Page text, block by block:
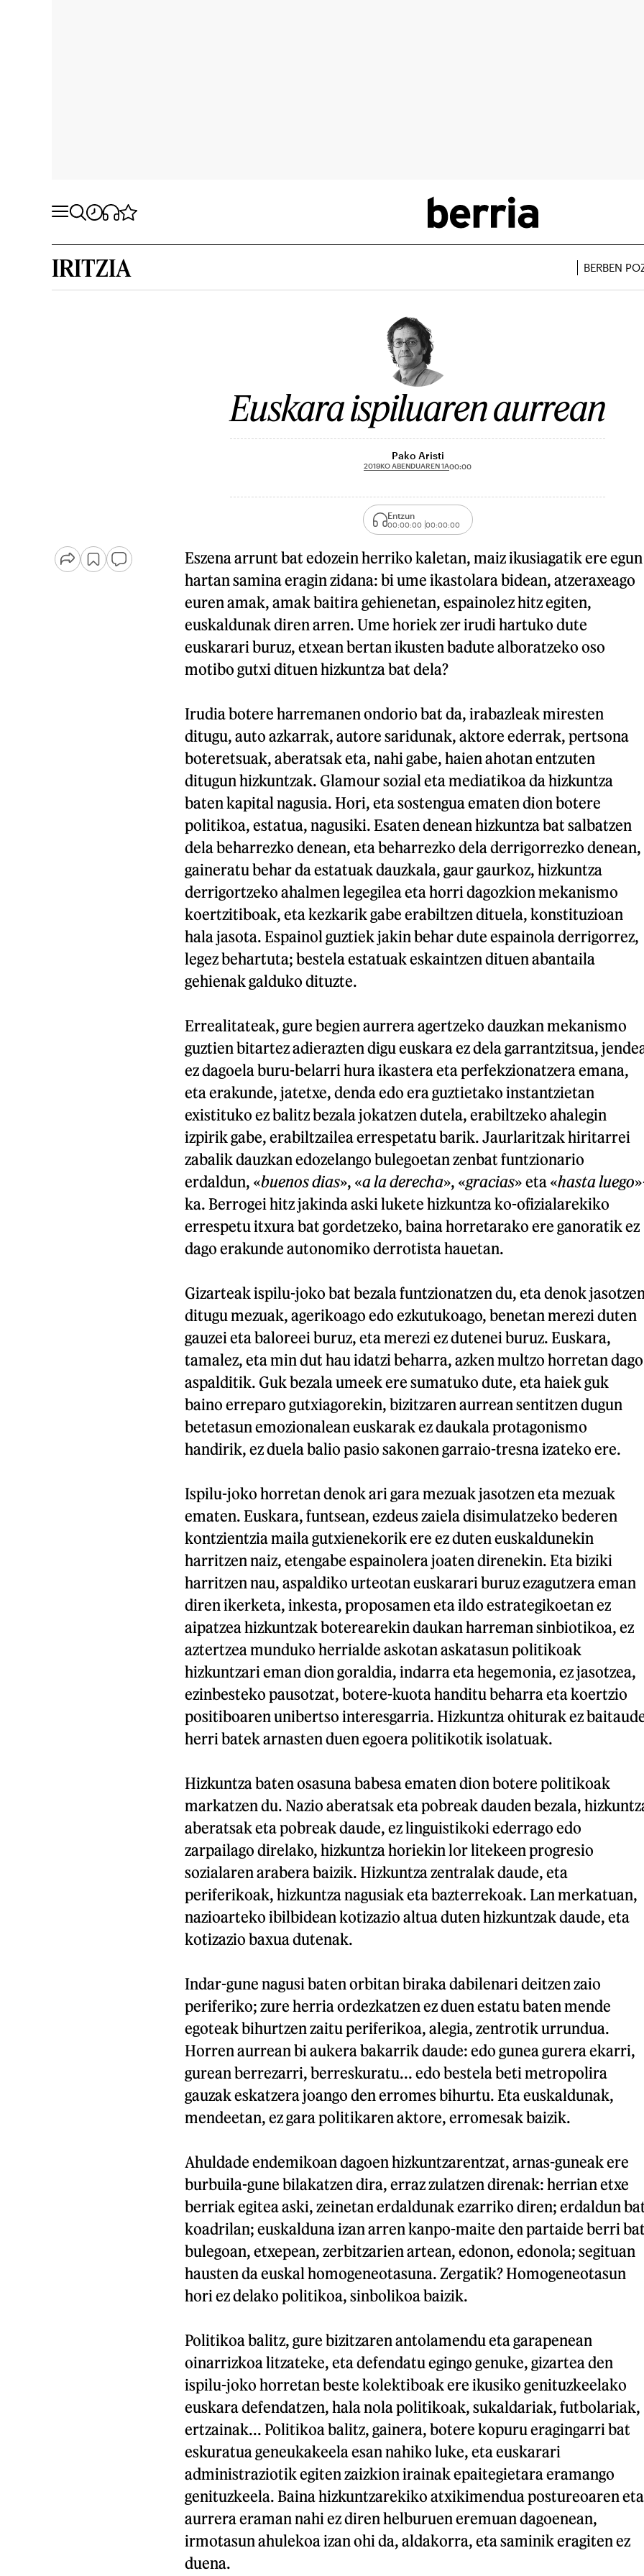
IRITZIA BERBEN
Euskara ispiluaren aurrean
Pako Aristi
2019KO ABENDUAREN 1A00:00
Entzun
00:00:00 00:00:00
Eszena arrunt bat edozein herriko kaletan, maiz ikusiagatik ere egun
hartan samina eragin zidana: bi ume ikastolara bidean, atzeraxeago
euren amak, amak baitira gehienetan, espainolez hitz egiten,
euskaldunak diren arren. Ume horiek zer irudi hartuko dute
euskarari buruz, etxean bertan ikusten badute alboratzeko oso
motibo gutxi dituen hizkuntza bat dela?
Irudia botere harremanen ondorio bat da, irabazleak miresten
ditugu, auto azkarrak, autore saridunak, aktore ederrak, pertsona
boteretsuak, aberatsak eta, nahi gabe, haien ahotan entzuten
ditugun hizkuntzak. Glamour sozial eta mediatikoa da hizkuntza
baten kapital nagusia. Hori, eta sostengua ematen dion botere
politikoa, estatua, nagusiki. Esaten denean hizkuntza bat salbatzen
dela beharrezko denean, eta beharrezko dela derrigorrezko denean,
gaineratu behar da estatuak dauzkala, gaur gaurkoz, hizkuntza
derrigortzeko ahalmen legegilea eta horri dagozkion mekanismo
koertzitiboak, eta kezkarik gabe erabiltzen dituela, konstituzioan
hala jasota. Espainol guztiek jakin behar dute espainola derrigorrez,
legez behartuta; bestela estatuak eskaintzen dituen abantaila
gehienak galduko dituzte.
Errealitateak, gure begien aurrera agertzeko dauzkan mekanismo
guztien bitartez adierazten digu euskara ez dela garrantzitsua,
ez dagoela buru-belarri hura ikastera eta perfekzionatzera emana,
eta erakunde, jatetxe, denda edo era guztietako instantzietan
existituko ez balitz bezala jokatzen dutela, erabiltzeko ahalegin
izpirik gabe, erabiltzailea errespetatu barik. Jaurlaritzak hiritarrei
zabalik dauzkan edozelango bulegoetan zenbat funtzionario
erdaldun, «buenos dias», «a la derecha», «gracias» eta «hasta luego
ka. Berrogei hitz jakinda aski lukete hizkuntza ko-ofizialarekiko
errespetu itxura bat gordetzeko, baina horretarako ere ganoratik ez
dago erakunde autonomiko derrotista hauetan.
Gizarteak ispilu-joko bat bezala funtzionatzen du, eta denok
ditugu mezuak, agerikoago edo ezkutukoago, benetan merezi duten
gauzei eta baloreei buruz, eta merezi ez dutenei buruz. Euskara,
tamalez, eta min dut hau idatzi beharra, azken multzo horretan dago
aspalditik. Guk bezala umeek ere sumatuko dute, eta haiek guk
baino erreparo gutxiagorekin, bizitzaren aurrean sentitzen dugun
betetasun emozionalean euskarak ez daukala protagonismo
handirik, ez duela balio pasio sakonen garraio-tresna izateko ere.
Ispilu-joko horretan denok ari gara mezuak jasotzen eta mezuak
ematen. Euskara, funtsean, ezdeus zaiela disimulatzeko bederen
kontzientzia maila gutxienekorik ere ez duten euskaldunekin
harritzen naiz, etengabe espainolera joaten direnekin. Eta biziki
harritzen nau, aspaldiko urteotan euskarari buruz ezagutzera eman
diren ikerketa, inkesta, proposamen eta ildo estrategikoetan ez
aipatzea hizkuntzak boterearekin daukan harreman sinbiotikoa, ez
aztertzea munduko herrialde askotan askatasun politikoak
hizkuntzari eman dion goraldia, indarra eta hegemonia, ez jasotzea,
ezinbesteko pausotzat, botere-kuota handitu beharra eta koertzio
positiboaren unibertso interesgarria. Hizkuntza ohiturak ez
herri batek arnasten duen egoera politikotik isolatuak.
Hizkuntza baten osasuna babesa ematen dion botere politikoak
markatzen du. Nazio aberatsak eta pobreak dauden bezala,
aberatsak eta pobreak daude, ez linguistikoki ederrago edo
zarpailago direlako, hizkuntza horiekin lor litekeen progresio
sozialaren arabera baizik. Hizkuntza zentralak daude, eta
periferikoak, hizkuntza nagusiak eta bazterrekoak. Lan merkatuan,
nazioarteko ibilbidean kotizazio altua duten hizkuntzak daude, eta
kotizazio baxua dutenak.
Indar-gune nagusi baten orbitan biraka dabilenari deitzen zaio
periferiko; zure herria ordezkatzen ez duen estatu baten mende
egoteak bihurtzen zaitu periferikoa, alegia, zentrotik urrundua.
Horren aurrean bi aukera bakarrik daude: edo gunea gurera ekarri,
gurean berrezarri, berreskuratu... edo bestela beti metropolira
gauzak eskatzera joango den erromes bihurtu. Eta euskaldunak,
mendeetan, ez gara politikaren aktore, erromesak baizik.
Ahuldade endemikoan dagoen hizkuntzarentzat, arnas-guneak ere
burbuila-gune bilakatzen dira, erraz zulatzen direnak: herrian etxe
berriak egitea aski, zeinetan erdaldunak ezarriko diren; erdaldun
koadrilan; euskalduna izan arren kanpo-maite den partaide berri
bulegoan, etxepean, zerbitzarien artean, edonon, edonola; segituan
hausten da euskal homogeneotasuna. Zergatik? Homogeneotasun
hori ez delako politikoa, sinbolikoa baizik.
Politikoa balitz, gure bizitzaren antolamendu eta garapenean
oinarrizkoa litzateke, eta defendatu egingo genuke, gizartea den
ispilu-joko horretan beste kolektiboak ere ikusiko genituzkeelako
euskara defendatzen, hala nola politikoak, sukaldariak, futbolariak,
ertzainak... Politikoa balitz, gainera, botere kopuru eragingarri bat
eskuratua geneukakeela esan nahiko luke, eta euskarari
administraziotik egiten zaizkion irainak epaitegietara eramango
genituzkeela. Baina hizkuntzarekiko atxikimendua postureoaren eta
aurrera eraman nahi ez diren helburuen eremuan dagoenean,
irmotasun ahulekoa izan ohi da, aldakorra, eta saminik eragiten ez
duena.